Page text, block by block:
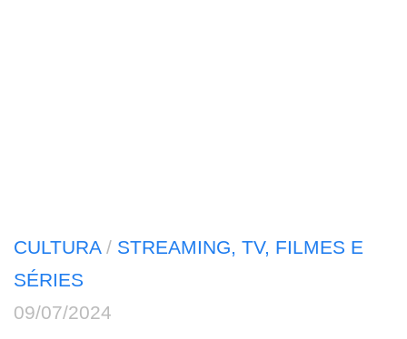
CULTURA/ STREAMING, TV, FILMES E
SÉRIES
09/07/2024